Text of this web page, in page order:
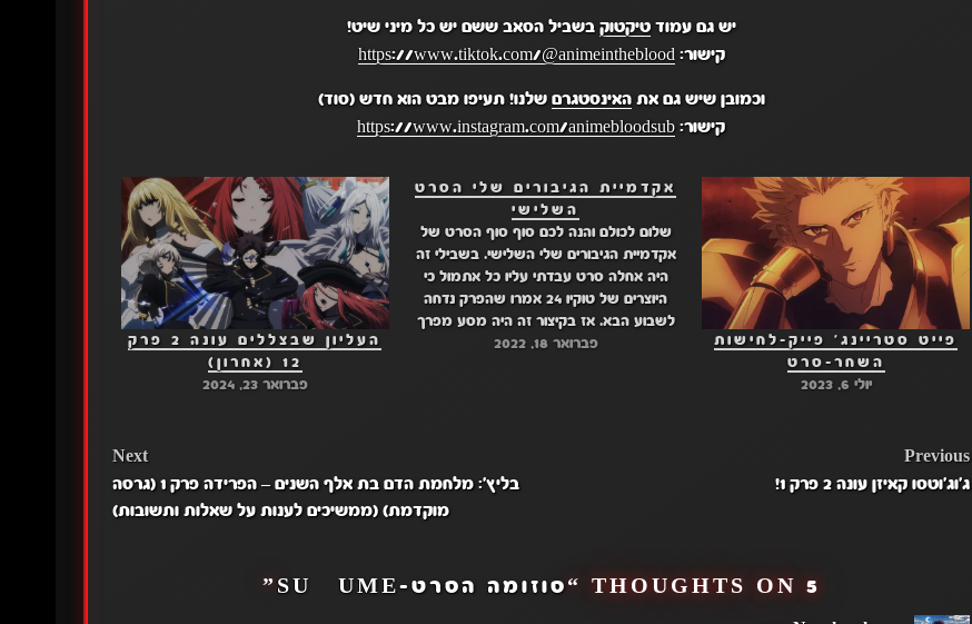
יש גם עמודטיקטוק בשביל הסאב ששם יש כל מיני שיט!
קישור: https://www.tiktok.com/@animeintheblood
וכמובן שיש גם אתהאינסטגרם שלנו! תעיפו מבט הוא חדש (סוד)
קישור: https://www.instagram.com/animebloodsub
פייט סטריינג' פייק-לחישות
השחר-סרט
יולי 6, 2023
אקדמיית הגיבורים שלי הסרט
השלישי
שלום לכולם והנה לכם סוף סוף הסרט של
אקדמיית הגיבורים שלי השלישי. בשבילי זה
היה אחלה סרט עבדתי עליו כל אתמול כי
היוצרים של טוקיו 24 אמרו שהפרק נדחה
לשבוע הבא. אז בקיצור זה היה מסע מפרך
פברואר 18, 2022
העליון שבצללים עונה 2 פרק
12 (אחרון)
פברואר 23, 2024
POST
Previous
ג'וג'וטסו קאיזן עונה 2 פרק 1!
Next
בליץ': מלחמת הדם בת אלף השנים – הפרידה פרק 1 (גרסה
מוקדמת) (ממשיכים לענות על שאלות ותשובות)
5 THOUGHTS ON “ סוזומה הסרט-SUZUME ”